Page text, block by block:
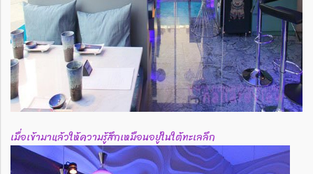
เมื่อเข้ามาแล้วให้ความรู้สึกเหมือนอยู่ในใต้ทะเลลึก